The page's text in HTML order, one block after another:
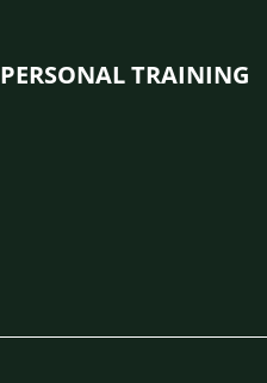
PERSONAL TRAINING